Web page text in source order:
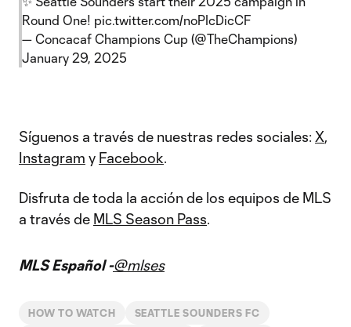
Round One! pic.twitter.com/noPIcDicCF
— Concacaf Champions Cup (@TheChampions)
January 29, 2025
Síguenos a través de nuestras redes sociales: X,
Instagram y Facebook.
Disfruta de toda la acción de los equipos de MLS
a través de MLS Season Pass.
MLS Español -@mlses
HOW TO WATCH SEATTLE SOUNDERS FC